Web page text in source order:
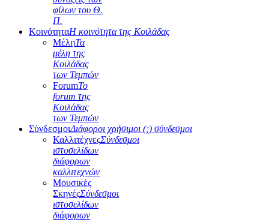
φίλων του Θ.
Π.
ΚοινότηταΗ κοινότητα της Κοιλάδας
ΜέληΤα
μέλη της
Κοιλάδας
των Τεμπών
ForumΤο
forum της
Κοιλάδας
των Τεμπών
ΣύνδεσμοιΔιάφοροι χρήσιμοι (;) σύνδεσμοι
ΚαλλιτέχνεςΣύνδεσμοι
ιστοσελίδων
διάφορων
καλλιτεχνών
Μουσικές
ΣκηνέςΣύνδεσμοι
ιστοσελίδων
διάφορων